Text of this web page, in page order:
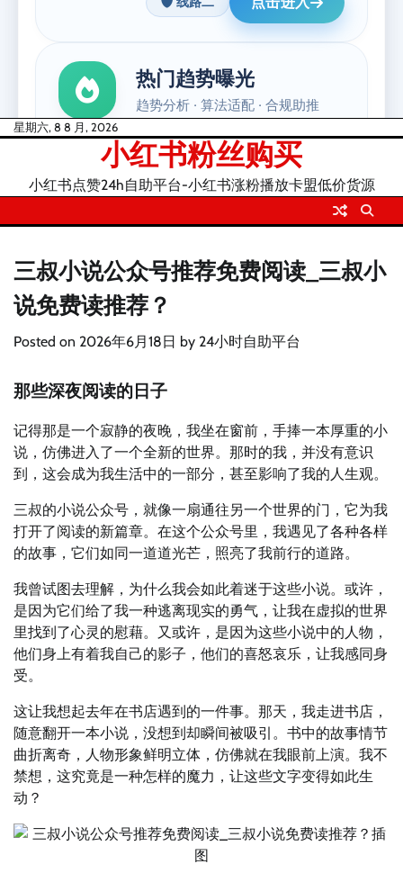
Skip星期六, 8 8 月, 2026
小红书粉丝购买
小红书点赞24h自助平台-小红书涨粉播放卡盟低价货源
三叔小说公众号推荐免费阅读_三叔小
说免费读推荐？
Posted on 2026年6月18日 by 24小时自助平台
那些深夜阅读的日子
记得那是一个寂静的夜晚，我坐在窗前，手捧一本厚重的小
说，仿佛进入了一个全新的世界。那时的我，并没有意识
到，这会成为我生活中的一部分，甚至影响了我的人生观。
三叔的小说公众号，就像一扇通往另一个世界的门，它为我
打开了阅读的新篇章。在这个公众号里，我遇见了各种各样
的故事，它们如同一道道光芒，照亮了我前行的道路。
我曾试图去理解，为什么我会如此着迷于这些小说。或许，
是因为它们给了我一种逃离现实的勇气，让我在虚拟的世界
里找到了心灵的慰藉。又或许，是因为这些小说中的人物，
他们身上有着我自己的影子，他们的喜怒哀乐，让我感同身
受。
这让我想起去年在书店遇到的一件事。那天，我走进书店，
随意翻开一本小说，没想到却瞬间被吸引。书中的故事情节
曲折离奇，人物形象鲜明立体，仿佛就在我眼前上演。我不
禁想，这究竟是一种怎样的魔力，让这些文字变得如此生
动？